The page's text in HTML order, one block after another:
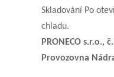
Skladování Po
chladu.
PRONECO s.r.o.,
Provozovna